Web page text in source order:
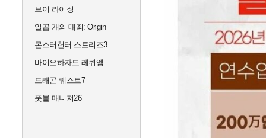
브이 라이징
일곱 개의 대죄: Origin
몬스터헌터 스토리즈3
바이오하자드 레퀴엠
드래곤 퀘스트7
풋볼 매니저26